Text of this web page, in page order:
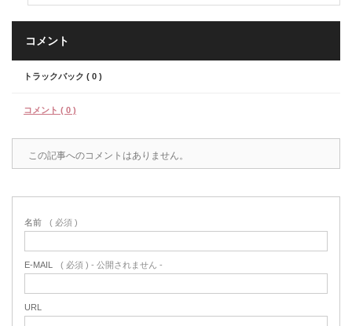
コメント
トラックバック ( 0 )
コメント ( 0 )
この記事へのコメントはありません。
名前 ( 必須 )
E-MAIL ( 必須 ) - 公開されません -
URL